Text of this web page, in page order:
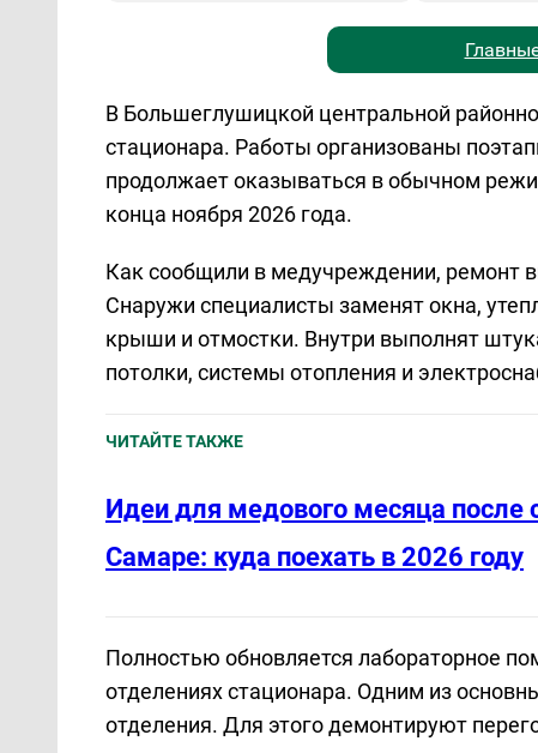
В Большеглушицкой центральной
стационара. Работы организованы
продолжает оказываться в обычном
конца ноября 2026 года.
Как сообщили в медучреждении, ремонт
Снаружи специалисты заменят окна,
крыши и отмостки. Внутри выполнят
потолки, системы отопления и
ЧИТАЙТЕ ТАКЖЕ
Идеи для медового месяца после
Самаре: куда поехать в 2026 году
Полностью обновляется лабораторное
отделениях стационара. Одним из
отделения. Для этого демонтируют